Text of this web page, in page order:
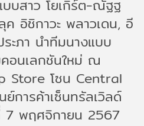
บสาว โยเกิร์ต-ณัฐฐ
อิชิกาวะ พลาวเดน, อี
ะภา นำทีมนางแบบ
อนเลกชันใหม่ ณ
Store โซน Central
ารค้าเซ็นทรัลเวิลด์
7 พฤศจิกายน 2567